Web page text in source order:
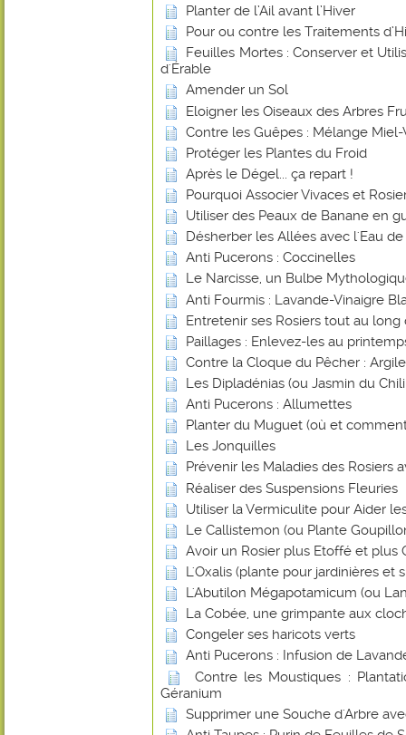
Planter de l’Ail avant l’Hiver
Pour ou contre les Traitements
Feuilles Mortes : Conserver et
d'Érable
Amender un Sol
Eloigner les Oiseaux des Arbres
Contre les Guêpes : Mélange Miel-
Protéger les Plantes du Froid
Après le Dégel... ça repart !
Pourquoi Associer Vivaces et
Utiliser des Peaux de Banane en
Désherber les Allées avec l'Eau
Anti Pucerons : Coccinelles
Le Narcisse, un Bulbe
Anti Fourmis : Lavande-Vinaigre
Entretenir ses Rosiers tout au long
Paillages : Enlevez-les au
Contre la Cloque du Pêcher : Argile
Les Dipladénias (ou Jasmin du
Anti Pucerons : Allumettes
Planter du Muguet (où et
Les Jonquilles
Prévenir les Maladies des Rosiers
Réaliser des Suspensions Fleuries
Utiliser la Vermiculite pour Aider
Le Callistemon (ou Plante
Avoir un Rosier plus Etoffé et plus
L'Oxalis (plante pour jardinières et
L'Abutilon Mégapotamicum (ou
La Cobée, une grimpante aux
Congeler ses haricots verts
Anti Pucerons : Infusion de
Contre les Moustiques :
Géranium
Supprimer une Souche d'Arbre